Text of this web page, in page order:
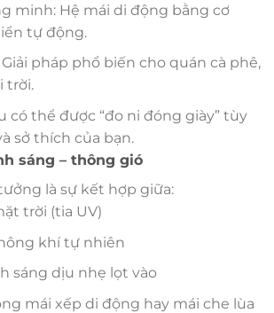
minh: Hệ mái di động bằng cơ
tự động.
pháp phổ biến cho quán cà phê,
trời.
có thể được “đo ni đóng giày” tùy
sở thích của bạn.
sáng – thông gió
là sự kết hợp giữa:
trời (tia UV)
khí tự nhiên
sáng dịu nhẹ lọt vào
mái xếp di động hay mái che lùa